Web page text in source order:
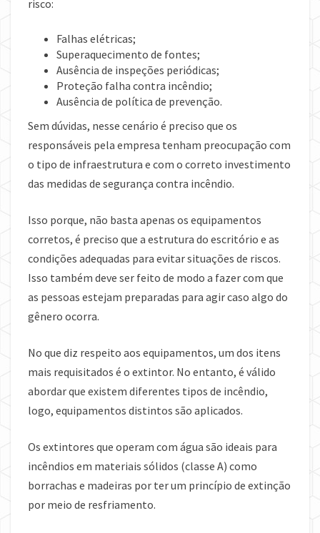
risco:
Falhas elétricas;
Superaquecimento de fontes;
Ausência de inspeções periódicas;
Proteção falha contra incêndio;
Ausência de política de prevenção.
Sem dúvidas, nesse cenário é preciso que os
responsáveis pela empresa tenham preocupação com
o tipo de infraestrutura e com o correto investimento
das medidas de segurança contra incêndio.
Isso porque, não basta apenas os equipamentos
corretos, é preciso que a estrutura do escritório e as
condições adequadas para evitar situações de riscos.
Isso também deve ser feito de modo a fazer com que
as pessoas estejam preparadas para agir caso algo do
gênero ocorra.
No que diz respeito aos equipamentos, um dos itens
mais requisitados é o extintor. No entanto, é válido
abordar que existem diferentes tipos de incêndio,
logo, equipamentos distintos são aplicados.
Os extintores que operam com água são ideais para
incêndios em materiais sólidos (classe A) como
borrachas e madeiras por ter um princípio de extinção
por meio de resfriamento.